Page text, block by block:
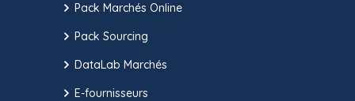
Pack Marchés Online
Pack Sourcing
DataLab Marchés
E-fournisseurs